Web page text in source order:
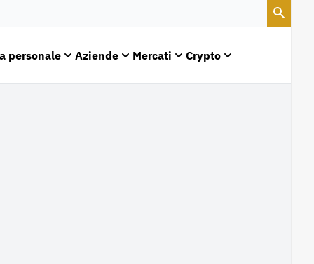
personale Aziende Mercati Crypto